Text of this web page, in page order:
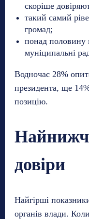
скоріше
такий самий
громад;
понад половину
муніципальні
Водночас 28%
президента, ще
позицію.
довіри
Найгірші
органів влади.